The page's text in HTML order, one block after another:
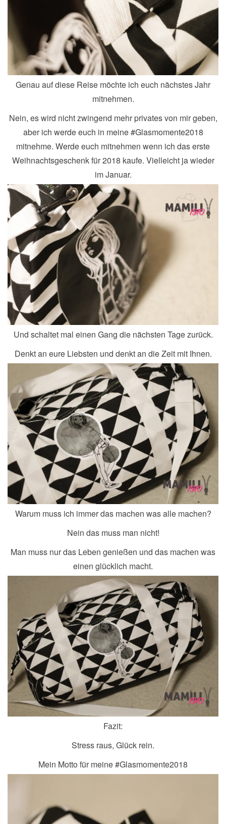
Genau auf diese Reise möchte ich euch nächstes Jahr
mitnehmen.
Nein, es wird nicht zwingend mehr privates von mir geben,
aber ich werde euch in meine #Glasmomente2018
mitnehme. Werde euch mitnehmen wenn ich das erste
Weihnachtsgeschenk für 2018 kaufe. Vielleicht ja wieder
im Januar.
Und schaltet mal einen Gang die nächsten Tage zurück.
Denkt an eure Liebsten und denkt an die Zeit mit Ihnen.
Warum muss ich immer das machen was alle machen?
Nein das muss man nicht!
Man muss nur das Leben genießen und das machen was
einen glücklich macht.
Fazit:
Stress raus, Glück rein.
Mein Motto für meine #Glasmomente2018